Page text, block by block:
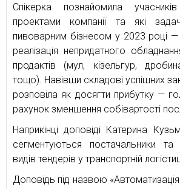
Спікерка познайомила
проектами компанії та які
пивоварним бізнесом у 2023 році —
реалізація непридатного
продактів (мул, кізельгур,
тощо). Навівши складові успішних
розповіла як досягти прибутку —
рахунок зменшення собівартості
Наприкінці доповіді Катерина
сегментуються постачальники та
видів тендерів у транспортній
Доповідь під назвою «Автоматизація